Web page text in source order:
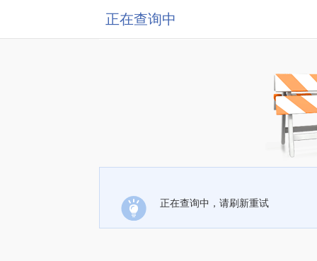
正在查询中
正在查询中，请刷新重试